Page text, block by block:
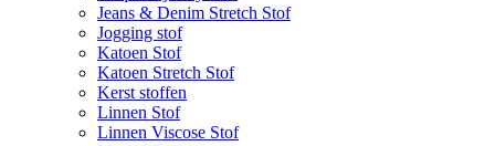
Jeans & Denim Stretch Stof
Jogging stof
Katoen Stof
Katoen Stretch Stof
Kerst stoffen
Linnen Stof
Linnen Viscose Stof